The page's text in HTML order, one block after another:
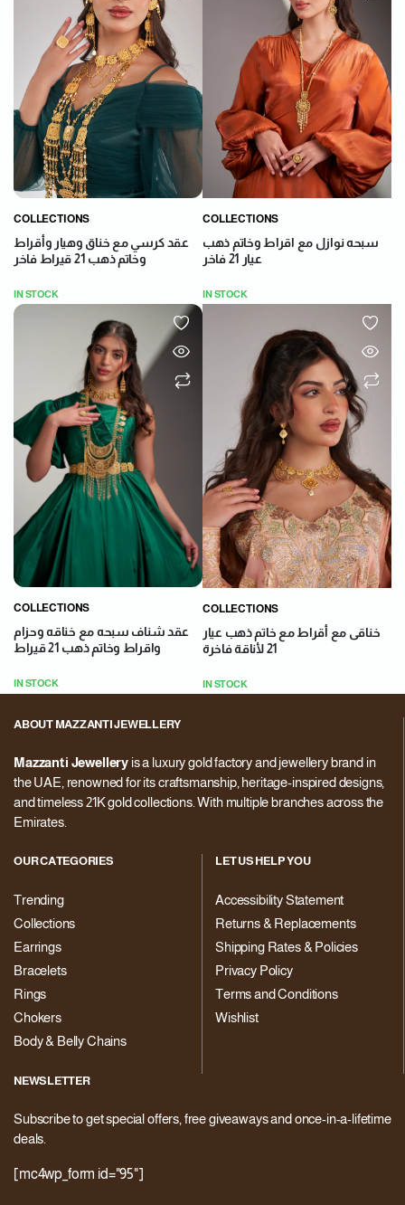
COLLECTIONS
عقد كرسي مع خناق وهيار وأقراط
وخاتم ذهب 21 قيراط فاخر
IN STOCK
COLLECTIONS
سبحه نوازل مع اقراط وخاتم ذهب
عيار 21 فاخر
IN STOCK
COLLECTIONS
عقد شناف سبحه مع خناقه وحزام
واقراط وخاتم ذهب 21 قيراط
IN STOCK
COLLECTIONS
خناقى مع أقراط مع خاتم ذهب عيار
21 لأناقة فاخرة
IN STOCK
ABOUT MAZZANTI JEWELLERY
Mazzanti Jewellery is a luxury gold factory and jewellery brand in
the UAE, renowned for its craftsmanship, heritage-inspired designs,
and timeless 21K gold collections. With multiple branches across the
Emirates.
OUR CATEGORIES
Trending
Collections
Earrings
Bracelets
Rings
Chokers
Body & Belly Chains
LET US HELP YOU
Accessibility Statement
Returns & Replacements
Shipping Rates & Policies
Privacy Policy
Terms and Conditions
Wishlist
NEWSLETTER
Subscribe to get special offers, free giveaways and once-in-a-lifetime
deals.
[mc4wp_form id="95"]